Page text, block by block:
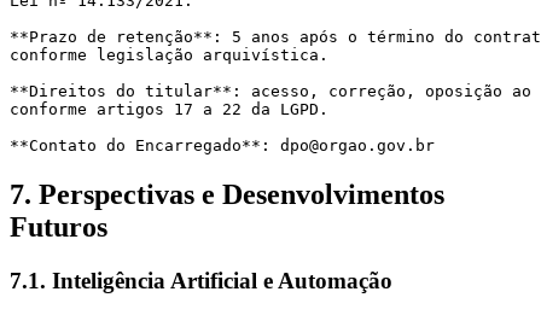
**Prazo de retenção**: 5 anos após o término do
conforme legislação arquivística.
**Direitos do titular**: acesso, correção, oposição
conforme artigos 17 a 22 da LGPD.
7. Perspectivas e Desenvolvimentos
Futuros
7.1. Inteligência Artificial e Automação